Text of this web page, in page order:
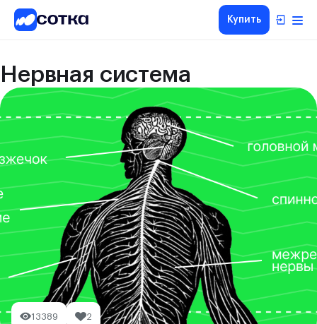
Купить
Нервная система
13389 2